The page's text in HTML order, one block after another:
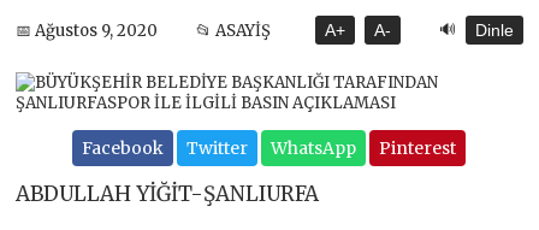
📅 Ağustos 9, 2020 📂 ASAYİŞ A+ A- 🔊 Dinle
Facebook Twitter WhatsApp Pinterest
ABDULLAH YİĞİT-ŞANLIURFA